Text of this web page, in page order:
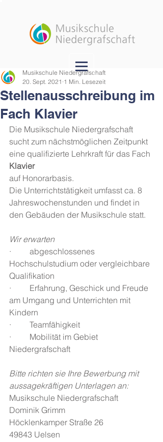
Stellenausschreibung im
Fach Klavier
Musikschule Niedergrafschaft
20. Sept. 2021 1 Min. Lesezeit
Die Musikschule Niedergrafschaft
sucht zum nächstmöglichen Zeitpunkt
eine qualifizierte Lehrkraft für das Fach
Klavier
auf Honorarbasis.
Die Unterrichtstätigkeit umfasst ca. 8
Jahreswochenstunden und findet in
den Gebäuden der Musikschule statt.
Wir erwarten
·         abgeschlossenes
Hochschulstudium oder vergleichbare
Qualifikation
·         Erfahrung, Geschick und Freude
am Umgang und Unterrichten mit
Kindern
·         Teamfähigkeit
·         Mobilität im Gebiet
Niedergrafschaft
Bitte richten sie Ihre Bewerbung mit
aussagekräftigen Unterlagen an:
Musikschule Niedergrafschaft
Dominik Grimm
Höcklenkamper Straße 26
49843 Uelsen